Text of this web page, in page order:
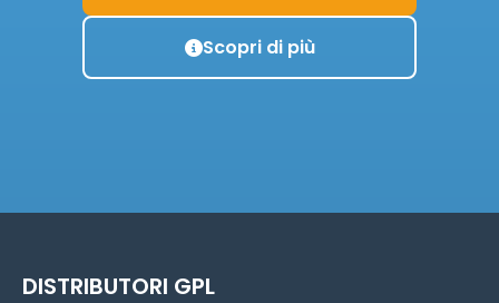
Scopri di più
DISTRIBUTORI GPL